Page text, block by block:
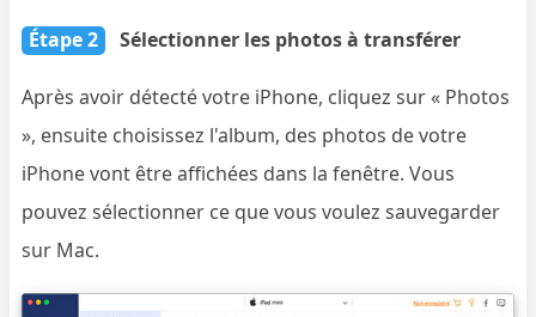
Étape 2 Sélectionner les photos à transférer
Après avoir détecté votre iPhone, cliquez sur « Photos
», ensuite choisissez l'album, des photos de votre
iPhone vont être affichées dans la fenêtre. Vous
pouvez sélectionner ce que vous voulez sauvegarder
sur Mac.